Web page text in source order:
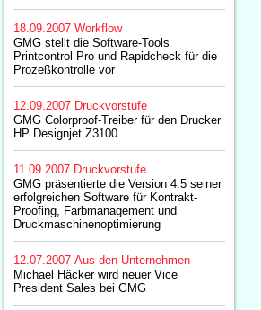
18.09.2007 Workflow
GMG stellt die Software-Tools
Printcontrol Pro und Rapidcheck für die
Prozeßkontrolle vor
12.09.2007 Druckvorstufe
GMG Colorproof-Treiber für den Drucker
HP Designjet Z3100
11.09.2007 Druckvorstufe
GMG präsentierte die Version 4.5 seiner
erfolgreichen Software für Kontrakt-
Proofing, Farbmanagement und
Druckmaschinenoptimierung
12.07.2007 Aus den Unternehmen
Michael Häcker wird neuer Vice
President Sales bei GMG